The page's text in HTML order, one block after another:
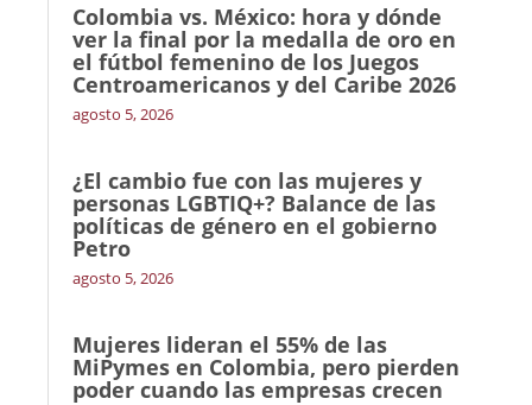
Colombia vs. México: hora y dónde
ver la final por la medalla de oro en
el fútbol femenino de los Juegos
Centroamericanos y del Caribe 2026
agosto 5, 2026
¿El cambio fue con las mujeres y
personas LGBTIQ+? Balance de las
políticas de género en el gobierno
Petro
agosto 5, 2026
Mujeres lideran el 55% de las
MiPymes en Colombia, pero pierden
poder cuando las empresas crecen